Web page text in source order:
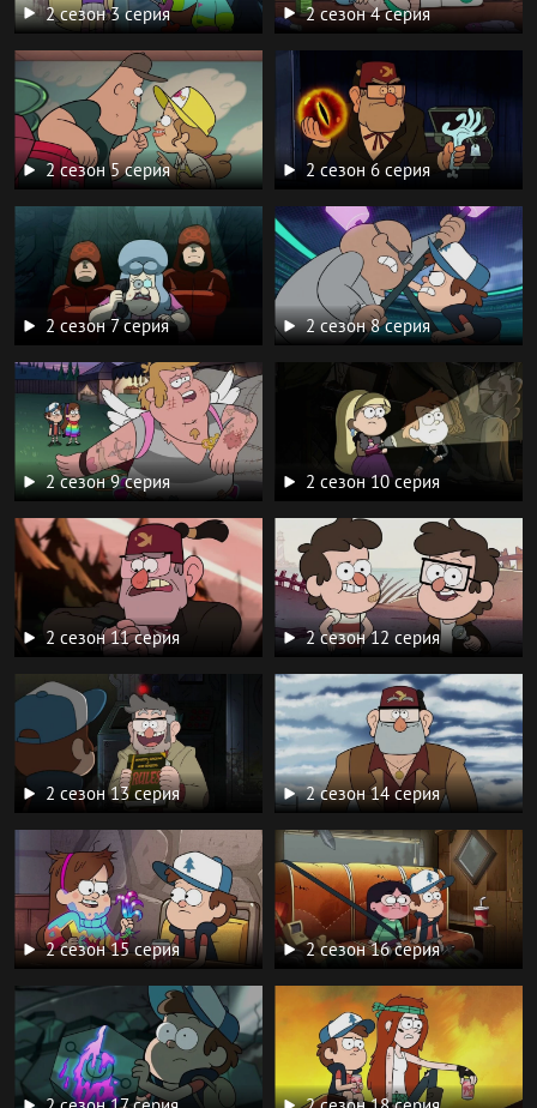
2 сезон 3 серия 2 сезон 4 серия
2 сезон 5 серия 2 сезон 6 серия
2 сезон 7 серия 2 сезон 8 серия
2 сезон 9 серия 2 сезон 10 серия
2 сезон 11 серия 2 сезон 12 серия
2 сезон 13 серия 2 сезон 14 серия
2 сезон 15 серия 2 сезон 16 серия